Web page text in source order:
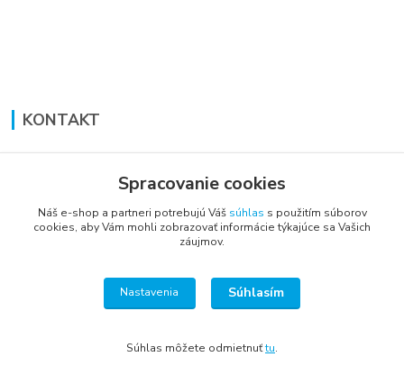
KONTAKT
+421 948 711 774
vsetkoprenabytok@gmail.com
Spracovanie cookies
Náš e-shop a partneri potrebujú Váš súhlas s použitím súborov
cookies, aby Vám mohli zobrazovať informácie týkajúce sa Vašich
záujmov.
Nastavenia Súhlasím
Súhlas môžete odmietnuťtu.